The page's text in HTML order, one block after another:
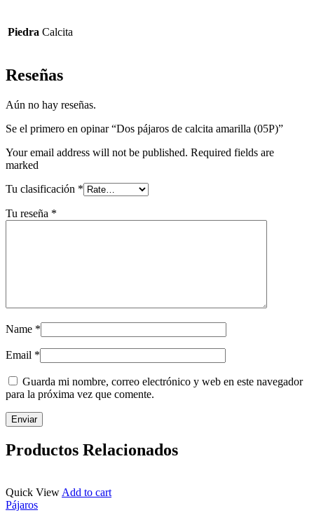
Piedra Calcita
Reseñas
Aún no hay reseñas.
Se el primero en opinar “Dos pájaros de calcita amarilla (05P)”
Your email address will not be published. Required fields are
marked
Tu clasificación *
Tu reseña *
Name *
Email *
Guarda mi nombre, correo electrónico y web en este navegador
para la próxima vez que comente.
Productos Relacionados
Quick View Add to cart
Pájaros